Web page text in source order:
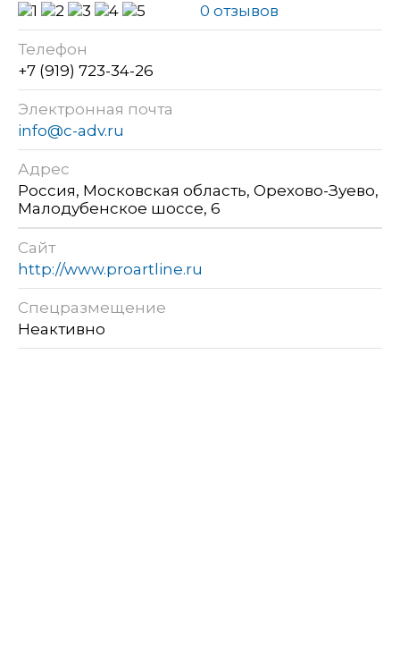
0 отзывов
Телефон
+7 (919) 723-34-26
Электронная почта
info@c-adv.ru
Адрес
Россия, Московская область, Орехово-Зуево,
Малодубенское шоссе, 6
Сайт
http://www.proartline.ru
Спецразмещение
Неактивно